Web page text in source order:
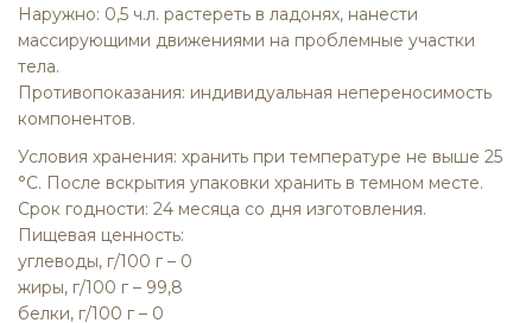
Наружно: 0,5 ч.л. растереть в ладонях, нанести
массирующими движениями на проблемные участки
тела.
Противопоказания: индивидуальная непереносимость
компонентов.
Условия хранения: хранить при температуре не выше 25
°С. После вскрытия упаковки хранить в темном месте.
Срок годности: 24 месяца со дня изготовления.
Пищевая ценность:
углеводы, г/100 г – 0
жиры, г/100 г – 99,8
белки, г/100 г – 0